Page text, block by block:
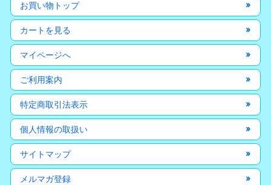
お買い物トップ
カートを見る
マイページへ
ご利用案内
特定商取引法表示
個人情報の取扱い
サイトマップ
メルマガ登録